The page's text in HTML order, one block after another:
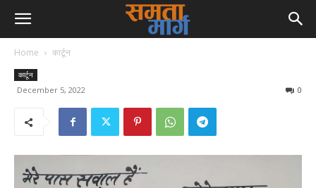
Home कार्टून
कार्टून
December 5, 2022 0